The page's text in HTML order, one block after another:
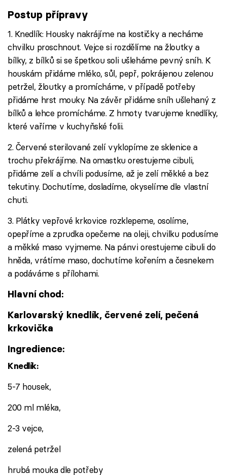
Postup přípravy
1. Knedlík: Housky nakrájíme na kostičky a necháme
chvilku proschnout. Vejce si rozdělíme na žloutky a
bílky, z bílků si se špetkou soli ušleháme pevný sníh. K
houskám přidáme mléko, sůl, pepř, pokrájenou zelenou
petržel, žloutky a promícháme, v případě potřeby
přidáme hrst mouky. Na závěr přidáme sníh ušlehaný z
bílků a lehce promícháme. Z hmoty tvarujeme knedlíky,
které vaříme v kuchyňské folii.
2. Červené sterilované zelí vyklopíme ze sklenice a
trochu překrájíme. Na omastku orestujeme cibuli,
přidáme zelí a chvíli podusíme, až je zelí měkké a bez
tekutiny. Dochutíme, dosladíme, okyselíme dle vlastní
chuti.
3. Plátky vepřové krkovice rozklepeme, osolíme,
opepříme a zprudka opečeme na oleji, chvilku podusíme
a měkké maso vyjmeme. Na pánvi orestujeme cibuli do
hněda, vrátíme maso, dochutíme kořením a česnekem
a podáváme s přílohami.
Hlavní chod:
Karlovarský knedlík, červené zelí, pečená
krkovička
Ingredience:
Knedlík:
5-7 housek,
200 ml mléka,
2-3 vejce,
zelená petržel
hrubá mouka dle potřeby